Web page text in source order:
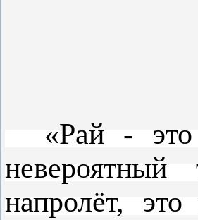
«Рай - это
напролёт,